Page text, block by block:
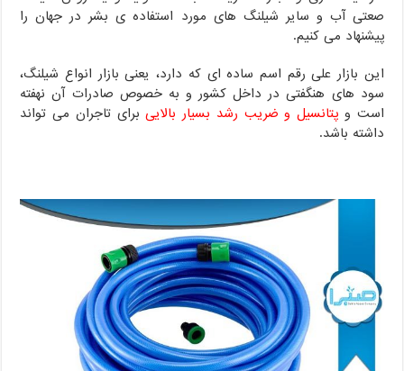
صعتی آب و سایر شیلنگ های مورد استفاده ی بشر در جهان را
پیشنهاد می کنیم.
این بازار علی رقم اسم ساده ای که دارد، یعنی بازار انواع شیلنگ،
سود های هنگفتی در داخل کشور و به خصوص صادرات آن نهفته
است و پتانسیل و ضریب رشد بسیار بالاییبرای تاجران می تواند
داشته باشد.